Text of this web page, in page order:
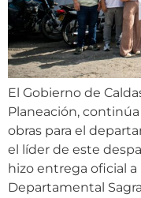
El Gobierno de
Planeación,
obras para el
el líder de este
hizo entrega oficial
Departamental